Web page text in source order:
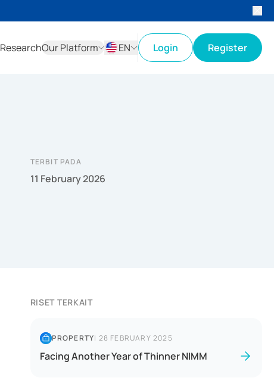
ResearchOur Platform
EN
Login Register
TERBIT PADA
11 February 2026
RISET TERKAIT
PROPERTY| 28 FEBRUARY 2025
Facing Another Year of Thinner NIMM